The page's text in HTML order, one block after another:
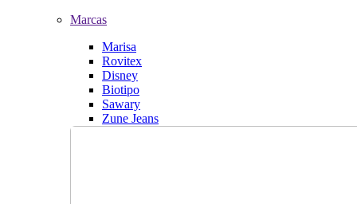
Marcas
Marisa
Rovitex
Disney
Biotipo
Sawary
Zune Jeans